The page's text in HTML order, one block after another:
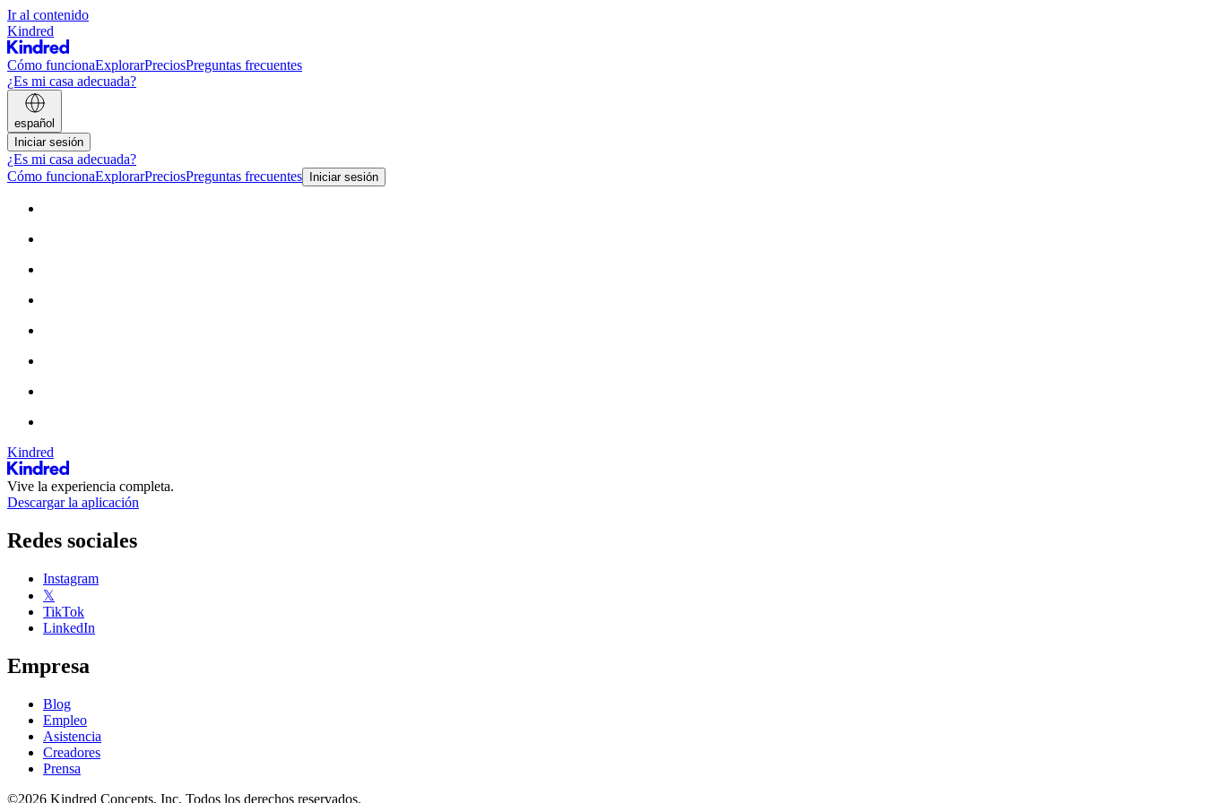
Ir al contenido
Kindred
Cómo funcionaExplorarPreciosPreguntas frecuentes
¿Es mi casa adecuada?
español
Iniciar sesión
¿Es mi casa adecuada?
Cómo funcionaExplorarPreciosPreguntas frecuentes Iniciar sesión
Kindred
Vive la experiencia completa.
Descargar la aplicación
Redes sociales
Instagram
𝕏
TikTok
LinkedIn
Empresa
Blog
Empleo
Asistencia
Creadores
Prensa
©2026 Kindred Concepts, Inc. Todos los derechos reservados.